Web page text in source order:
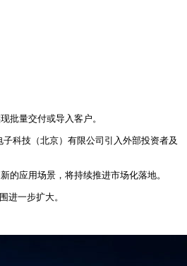
批量交付或导入客户。
科技（北京）有限公司引入外部投资者及
的应用场景，将持续推进市场化落地。
进一步扩大。